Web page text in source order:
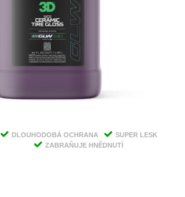
DLOUHODOBÁ OCHRANA
SUPER LESK
ZABRAŇUJE HNĚDNUTÍ